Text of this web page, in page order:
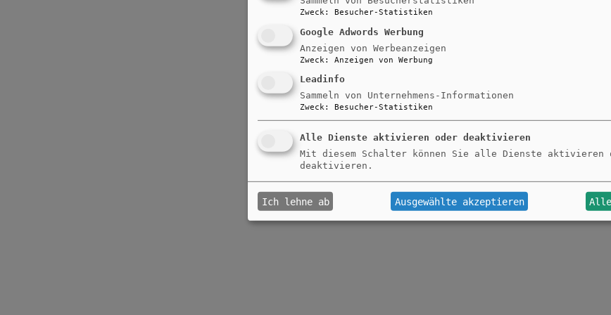
Zweck: Besucher-Statistiken
Google Adwords Werbung
Anzeigen von Werbeanzeigen
Zweck : Anzeigen von Werbung
Leadinfo
Sammeln von Unternehmens-Informationen
Zweck: Besucher-Statistiken
Alle Dienste aktivieren oder deaktivieren
Mit diesem Schalter können Sie alle Dienste aktivieren
deaktivieren.
Ich lehne ab Ausgewählte akzeptieren